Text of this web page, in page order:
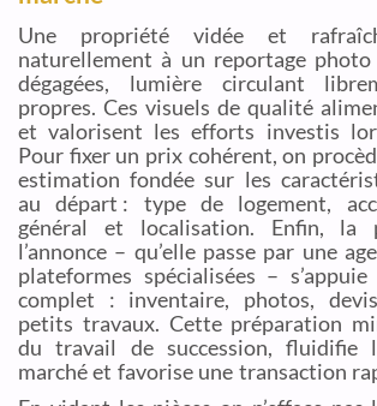
Une propriété vidée et
naturellement à un reportage photo
dégagées, lumière circulant
propres. Ces visuels de qualité
et valorisent les efforts investis
Pour fixer un prix cohérent, on
estimation fondée sur les
au départ : type de logement,
général et localisation. Enfin, la
l’annonce – qu’elle passe par une
plateformes spécialisées –
complet : inventaire, photos,
petits travaux. Cette préparation
du travail de succession, fluidifie
marché et favorise une transaction